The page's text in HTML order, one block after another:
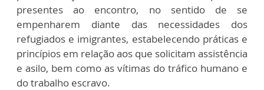
presentes ao encontro, no sentido de se
empenharem diante das necessidades dos
refugiados e imigrantes, estabelecendo práticas e
princípios em relação aos que solicitam assistência
e asilo, bem como as vítimas do tráfico humano e
do trabalho escravo.